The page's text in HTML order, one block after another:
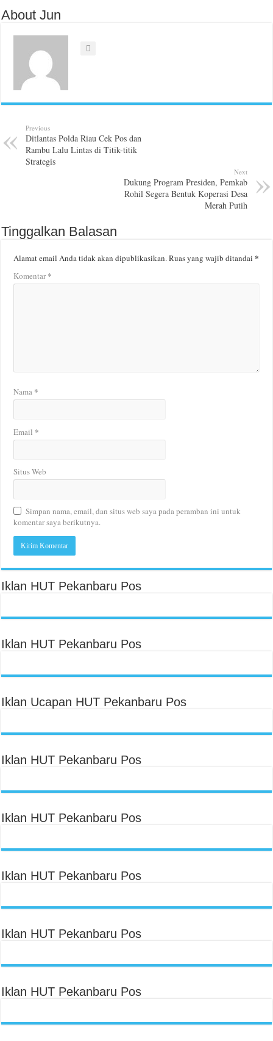
About Jun
Previous
Ditlantas Polda Riau Cek Pos dan
Rambu Lalu Lintas di Titik-titik
Strategis
Next
Dukung Program Presiden, Pemkab
Rohil Segera Bentuk Koperasi Desa
Merah Putih
Tinggalkan Balasan
Alamat email Anda tidak akan dipublikasikan.Ruas yang wajib ditandai*
Komentar*
Nama *
Email *
Situs Web
Simpan nama, email, dan situs web saya pada peramban ini untuk
komentar saya berikutnya.
Iklan HUT Pekanbaru Pos
Iklan HUT Pekanbaru Pos
Iklan Ucapan HUT Pekanbaru Pos
Iklan HUT Pekanbaru Pos
Iklan HUT Pekanbaru Pos
Iklan HUT Pekanbaru Pos
Iklan HUT Pekanbaru Pos
Iklan HUT Pekanbaru Pos